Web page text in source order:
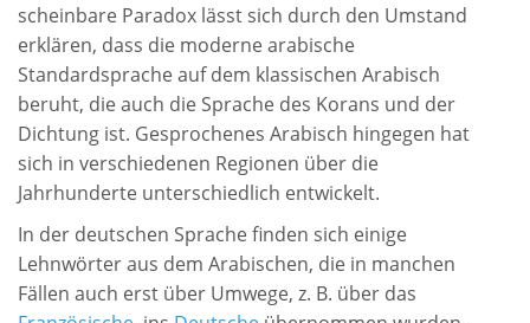
scheinbare Paradox lässt sich durch den Umstand
erklären, dass die moderne arabische
Standardsprache auf dem klassischen Arabisch
beruht, die auch die Sprache des Korans und der
Dichtung ist. Gesprochenes Arabisch hingegen hat
sich in verschiedenen Regionen über die
Jahrhunderte unterschiedlich entwickelt.
In der deutschen Sprache finden sich einige
Lehnwörter aus dem Arabischen, die in manchen
Fällen auch erst über Umwege, z. B. über das